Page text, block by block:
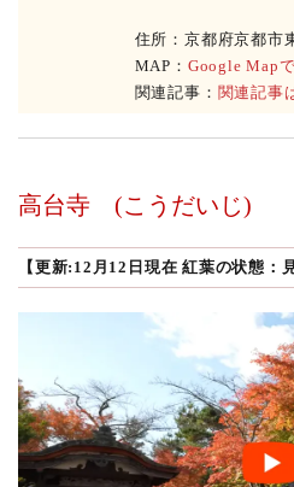
住所：京都府京都市
MAP： Google Map
関連記事： 関連記事
高台寺 (こうだいじ)
【更新:12月12日現在 紅葉の状態：